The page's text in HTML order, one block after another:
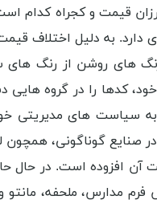
ارزان قیمت و کجراه
دارد. به دلیل اختلاف
روشن از رنگ های سیر
کدها را در گروه
سیاست های
صنایع گوناگونی،
افزوده است. در حال
مدارس، ملحفه،